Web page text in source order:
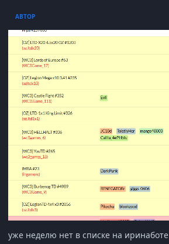
АВТОР
уже неделю нет в списке на иринаботе